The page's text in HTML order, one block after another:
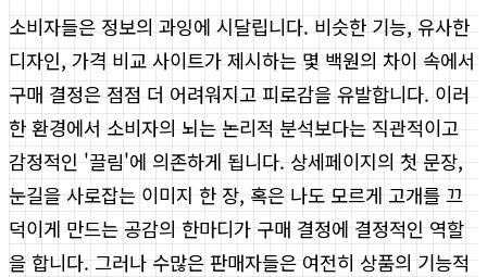
소비자들은 정보의 과잉에 시달립니다. 비슷한 기능, 유사한
디자인, 가격 비교 사이트가 제시하는 몇 백원의 차이 속에서
구매 결정은 점점 더 어려워지고 피로감을 유발합니다. 이러
한 환경에서 소비자의 뇌는 논리적 분석보다는 직관적이고
감정적인 '끌림'에 의존하게 됩니다. 상세페이지의 첫 문장,
눈길을 사로잡는 이미지 한 장, 혹은 나도 모르게 고개를 끄
덕이게 만드는 공감의 한마디가 구매 결정에 결정적인 역할
을 합니다. 그러나 수많은 판매자들은 여전히 상품의 기능적